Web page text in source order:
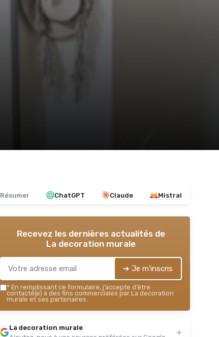
Résumer ChatGPT Claude Mistral
Recevez les dernières actualités de
La decoration murale
➔ Je m'inscris
* En remplissant ce formulaire, j’accepte d’être
contacté(e) à des fins commerciales par La decoration
murale et ses partenaires.
La decoration murale